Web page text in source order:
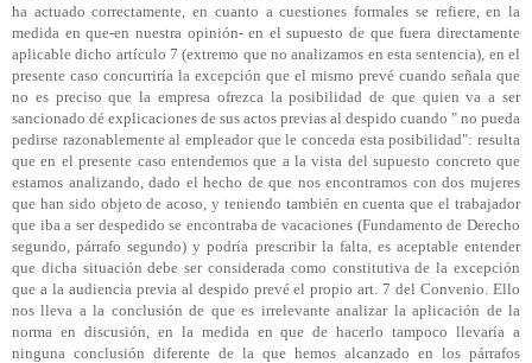
ha actuado correctamente, en cuanto a cuestiones formales se refiere, en la
medida en que-en nuestra opinión- en el supuesto de que fuera directamente
aplicable dicho artículo 7 (extremo que no analizamos en esta sentencia), en el
presente caso concurriría la excepción que el mismo prevé cuando señala que
no es preciso que la empresa ofrezca la posibilidad de que quien va a ser
sancionado dé explicaciones de sus actos previas al despido cuando " no pueda
pedirse razonablemente al empleador que le conceda esta posibilidad": resulta
que en el presente caso entendemos que a la vista del supuesto concreto que
estamos analizando, dado el hecho de que nos encontramos con dos mujeres
que han sido objeto de acoso, y teniendo también en cuenta que el trabajador
que iba a ser despedido se encontraba de vacaciones (Fundamento de Derecho
segundo, párrafo segundo) y podría prescribir la falta, es aceptable entender
que dicha situación debe ser considerada como constitutiva de la excepción
que a la audiencia previa al despido prevé el propio art. 7 del Convenio. Ello
nos lleva a la conclusión de que es irrelevante analizar la aplicación de la
norma en discusión, en la medida en que de hacerlo tampoco llevaría a
ninguna conclusión diferente de la que hemos alcanzado en los párrafos